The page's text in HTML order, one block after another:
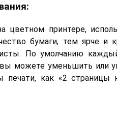
цветном принтере,
бумаги, тем ярче и
По умолчанию
можете уменьшить или
печати, как «2 страницы